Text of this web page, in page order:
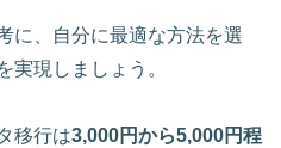
に、自分に最適な方法を選
実現しましょう。
移行は3,000円から5,000円程